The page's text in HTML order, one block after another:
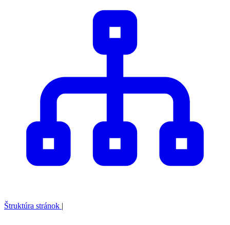
Štruktúra stránok |